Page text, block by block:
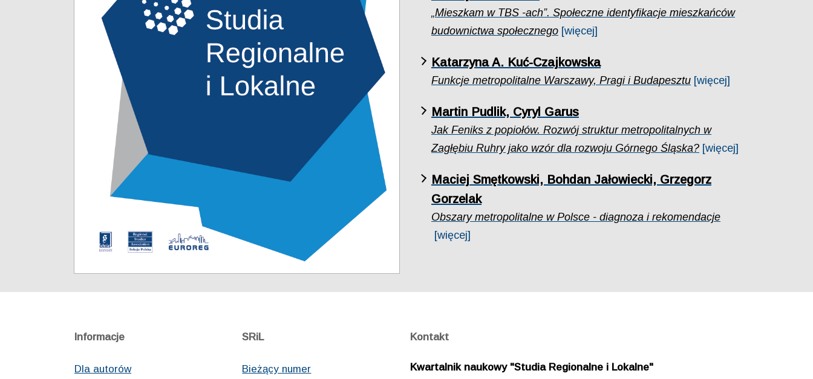
„Mieszkam w TBS -ach”. Społeczne identyfikacje mieszkańców
budownictwa społecznego [więcej]
Katarzyna A. Kuć-Czajkowska
Funkcje metropolitalne Warszawy, Pragi i Budapesztu [więcej]
Martin Pudlik, Cyryl Garus
Jak Feniks z popiołów. Rozwój struktur metropolitalnych w
Zagłębiu Ruhry jako wzór dla rozwoju Górnego Śląska? [więcej]
Maciej Smętkowski, Bohdan Jałowiecki, Grzegorz
Gorzelak
Obszary metropolitalne w Polsce - diagnoza i rekomendacje
[więcej]
Informacje
Dla autorów
SRiL
Bieżący numer
Kontakt
Kwartalnik naukowy "Studia Regionalne i Lokalne"